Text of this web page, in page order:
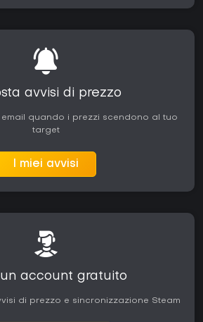
avvisi di prezzo
email quando i prezzi scendono al tuo
target
I miei avvisi
account gratuito
di prezzo e sincronizzazione Steam